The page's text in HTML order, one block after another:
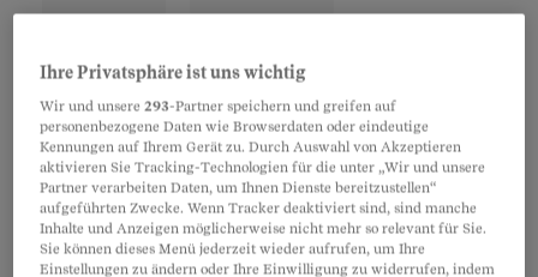
Ihre Privatsphäre ist uns wichtig
Wir und unsere293-Partner speichern und greifen auf
personenbezogene Daten wie Browserdaten oder eindeutige
Kennungen auf Ihrem Gerät zu. Durch Auswahl von Akzeptieren
aktivieren Sie Tracking-Technologien für die unter „Wir und unsere
Partner verarbeiten Daten, um Ihnen Dienste bereitzustellen“
aufgeführten Zwecke. Wenn Tracker deaktiviert sind, sind manche
Inhalte und Anzeigen möglicherweise nicht mehr so relevant für Sie.
Sie können dieses Menü jederzeit wieder aufrufen, um Ihre
Einstellungen zu ändern oder Ihre Einwilligung zu widerrufen, indem